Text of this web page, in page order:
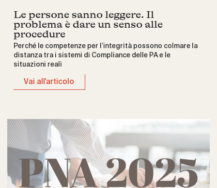
Le persone sanno leggere. Il
problema è dare un senso alle
procedure
Perché le competenze per l’integrità possono colmare la
distanza tra i sistemi di Compliance delle PA e le
situazioni reali
Vai all'articolo